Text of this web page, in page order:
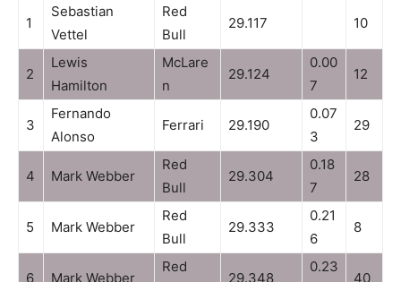
1
Sebastian
Vettel
Red
Bull
29.117 10
2
Lewis
Hamilton
McLare
n
29.124
0.00
7
12
3
Fernando
Alonso
Ferrari 29.190
0.07
3
29
4 Mark Webber
Red
Bull
29.304
0.18
7
28
5 Mark Webber
Red
Bull
29.333
0.21
6
8
6 Mark Webber
Red
29.348
0.23
40